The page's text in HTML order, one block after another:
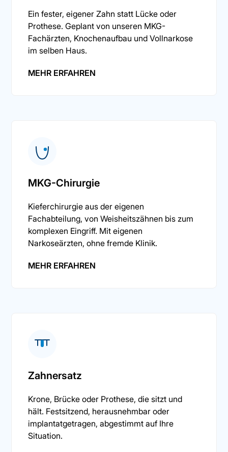
Ein fester, eigener Zahn statt Lücke oder
Prothese. Geplant von unseren MKG-
Fachärzten, Knochenaufbau und Vollnarkose
im selben Haus.
MEHR ERFAHREN
MKG-Chirurgie
Kieferchirurgie aus der eigenen
Fachabteilung, von Weisheitszähnen bis zum
komplexen Eingriff. Mit eigenen
Narkoseärzten, ohne fremde Klinik.
MEHR ERFAHREN
Zahnersatz
Krone, Brücke oder Prothese, die sitzt und
hält. Festsitzend, herausnehmbar oder
implantatgetragen, abgestimmt auf Ihre
Situation.